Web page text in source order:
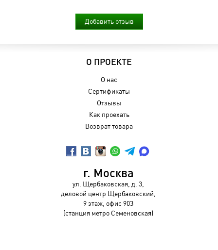
Добавить отзыв
О ПРОЕКТЕ
О нас
Сертификаты
Отзывы
Как проехать
Возврат товара
г. Москва
ул. Щербаковская, д. 3,
деловой центр Щербаковский,
9 этаж, офис 903
(станция метро Семеновская)